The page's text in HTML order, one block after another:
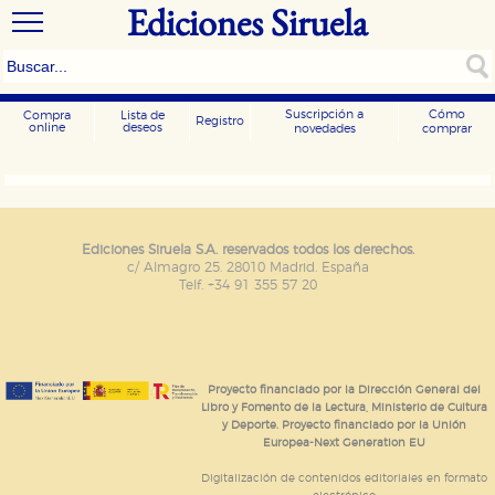
Ediciones Siruela
Compra
online
Lista de
deseos
Registro
Suscripción a
novedades
Cómo
comprar
Ediciones Siruela S.A. reservados todos los derechos.
c/ Almagro 25. 28010 Madrid. España
Telf. +34 91 355 57 20
Proyecto financiado por la Dirección General del
Libro y Fomento de la Lectura, Ministerio de Cultura
y Deporte. Proyecto financiado por la Unión
Europea-Next Generation EU
Digitalización de contenidos editoriales en formato
navegador, pero en ese caso es posible que algunas
áreas de nuestra web dejen de funcionar
Cookies de rendimiento y analíticas
Estas cookies se utilizan para mejorar su experiencia